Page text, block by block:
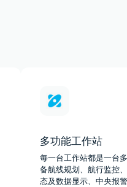
多功能工作站
每一台工作站都是一台
备航线规划、航行监控
态及数据显示、中央报